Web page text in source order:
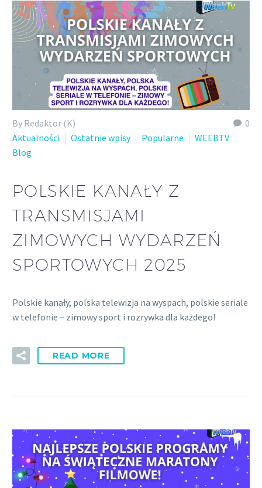
0
By Redaktor (K)
Aktualności
Ostatnie wpisy Popularne
WEEBTV
Blog
POLSKIE KANAŁY Z
TRANSMISJAMI
ZIMOWYCH WYDARZEŃ
SPORTOWYCH 2025
Polskie kanały, polska telewizja na wyspach, polskie seriale
w telefonie – zimowy sport i rozrywka dla każdego!
READ MORE